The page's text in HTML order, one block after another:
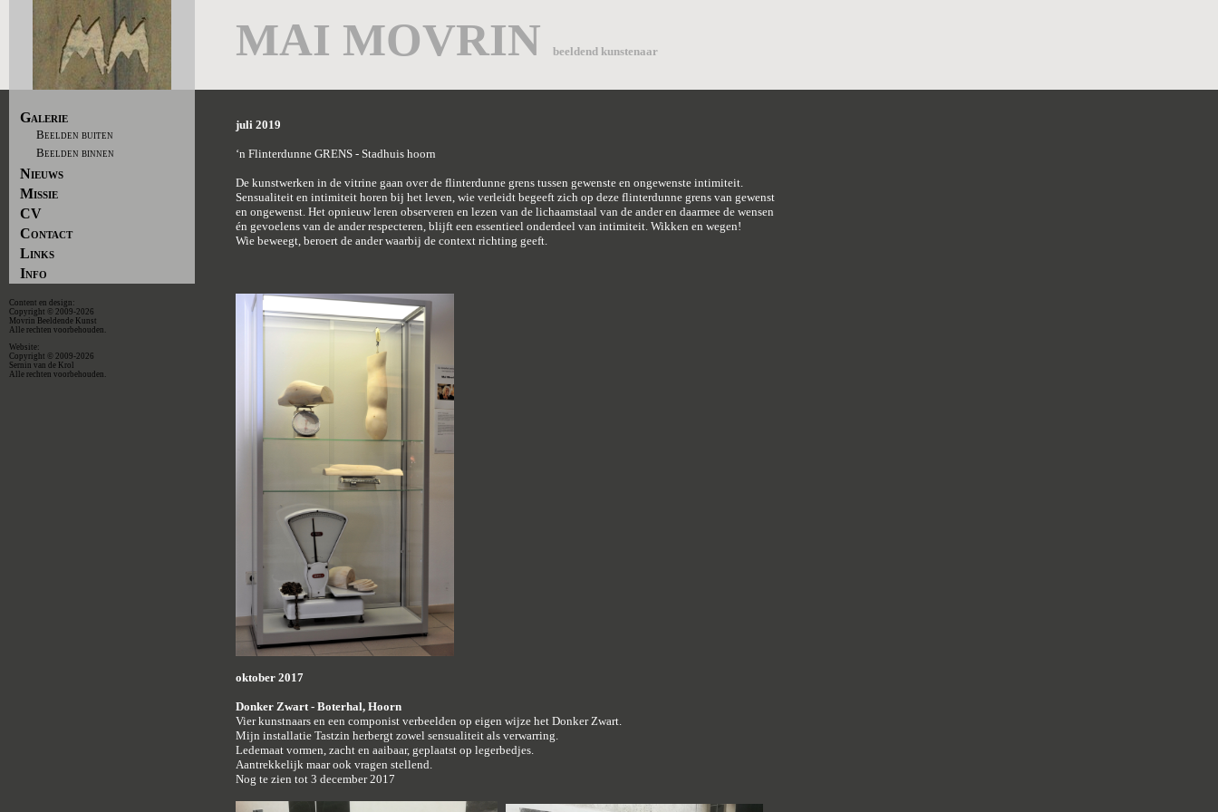
MAI MOVRIN beeldend kunstenaar
Galerie
Beelden buiten
Beelden binnen
Nieuws
Missie
CV
Contact
Links
Info
Content en design:
Copyright © 2009-2026
Movrin Beeldende Kunst
Alle rechten voorbehouden.
Website:
Copyright © 2009-2026
Sernin van de Krol
Alle rechten voorbehouden.
juli 2019
‘n Flinterdunne GRENS - Stadhuis hoorn
De kunstwerken in de vitrine gaan over de flinterdunne grens tussen gewenste en ongewenste intimiteit.
Sensualiteit en intimiteit horen bij het leven, wie verleidt begeeft zich op deze flinterdunne grens van gewenst
en ongewenst. Het opnieuw leren observeren en lezen van de lichaamstaal van de ander en daarmee de wensen
én gevoelens van de ander respecteren, blijft een essentieel onderdeel van intimiteit. Wikken en wegen!
Wie beweegt, beroert de ander waarbij de context richting geeft.
oktober 2017
Donker Zwart - Boterhal, Hoorn
Vier kunstnaars en een componist verbeelden op eigen wijze het Donker Zwart.
Mijn installatie Tastzin herbergt zowel sensualiteit als verwarring.
Ledemaat vormen, zacht en aaibaar, geplaatst op legerbedjes.
Aantrekkelijk maar ook vragen stellend.
Nog te zien tot 3 december 2017